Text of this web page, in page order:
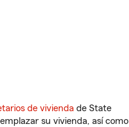
de vivienda de State
su vivienda, así como